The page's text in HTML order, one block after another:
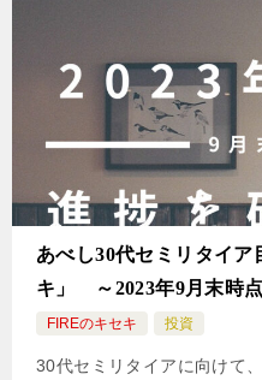
あべし30代セミリタイ
キ」 ～2023年9月末時
FIREのキセキ 投資
30代セミリタイアに向けて